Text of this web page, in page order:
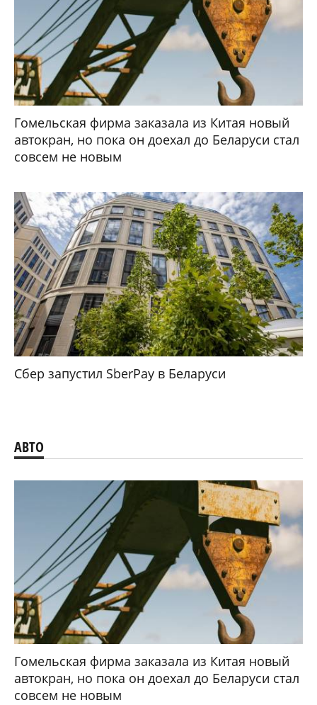
Гомельская фирма заказала из Китая новый
автокран, но пока он доехал до Беларуси стал
совсем не новым
Сбер запустил SberPay в Беларуси
АВТО
Гомельская фирма заказала из Китая новый
автокран, но пока он доехал до Беларуси стал
совсем не новым